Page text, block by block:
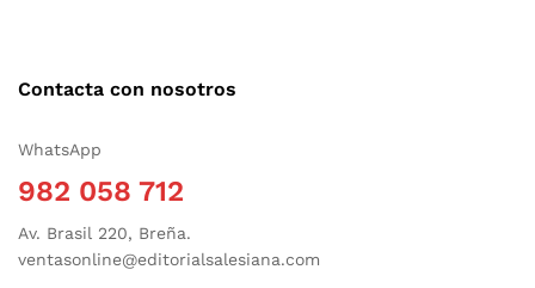
Contacta con nosotros
WhatsApp
982 058 712
Av. Brasil 220, Breña.
ventasonline@editorialsalesiana.com